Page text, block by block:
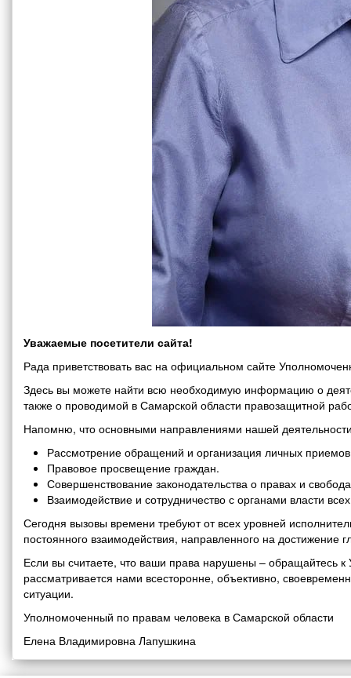
Уважаемые посетители сайта!
Рада приветствовать вас на официальном сайте
Здесь вы можете найти всю необходимую информацию о
также о проводимой в Самарской области правозащитной
Напомню, что основными направлениями нашей
Рассмотрение обращений и организация личных
Правовое просвещение граждан.
Совершенствование законодательства о правах и
Взаимодействие и сотрудничество с органами власти
Сегодня вызовы времени требуют от всех уровней
постоянного взаимодействия, направленного на
Если вы считаете, что ваши права нарушены – обращайтесь
рассматривается нами всесторонне, объективно,
ситуации.
Уполномоченный по правам человека в Самарской области
Елена Владимировна Лапушкина